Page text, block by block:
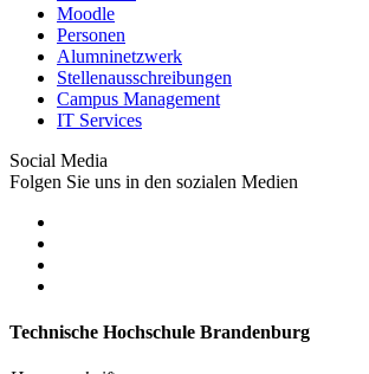
Moodle
Personen
Alumninetzwerk
Stellenausschreibungen
Campus Management
IT Services
Social Media
Folgen Sie uns in den sozialen Medien
Technische Hochschule Brandenburg